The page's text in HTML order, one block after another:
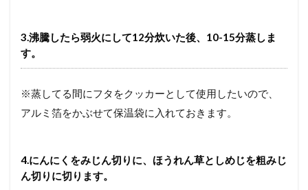
3.沸騰したら弱火にして12分炊いた後、10-15分蒸しま
す。
※蒸してる間にフタをクッカーとして使用したいので、
アルミ箔をかぶせて保温袋に入れておきます。
4.にんにくをみじん切りに、ほうれん草としめじを粗みじ
ん切りに切ります。